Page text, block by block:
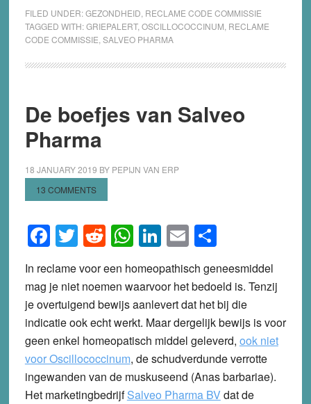
FILED UNDER:GEZONDHEID RECLAME CODE COMMISSIE
TAGGED WITH:GRIEPALERT, OSCILLOCOCCINUM RECLAME
CODE COMMISSIE SALVEO PHARMA
De boefjes van Salveo
Pharma
18 JANUARY 2019 BY PEPIJN VAN ERP
13 COMMENTS
Facebook
Twitter
Reddit
WhatsApp
LinkedIn
EmailShare
In reclame voor een homeopathisch geneesmiddel
mag je niet noemen waarvoor het bedoeld is. Tenzij
je overtuigend bewijs aanlevert dat het bij die
indicatie ook echt werkt. Maar dergelijk bewijs is voor
geen enkel homeopatisch middel geleverd, ook niet
voor Oscillococcinum, de schudverdunde verrotte
ingewanden van de muskuseend (Anas barbariae).
Het marketingbedrijfSalveo Pharma BVdat de